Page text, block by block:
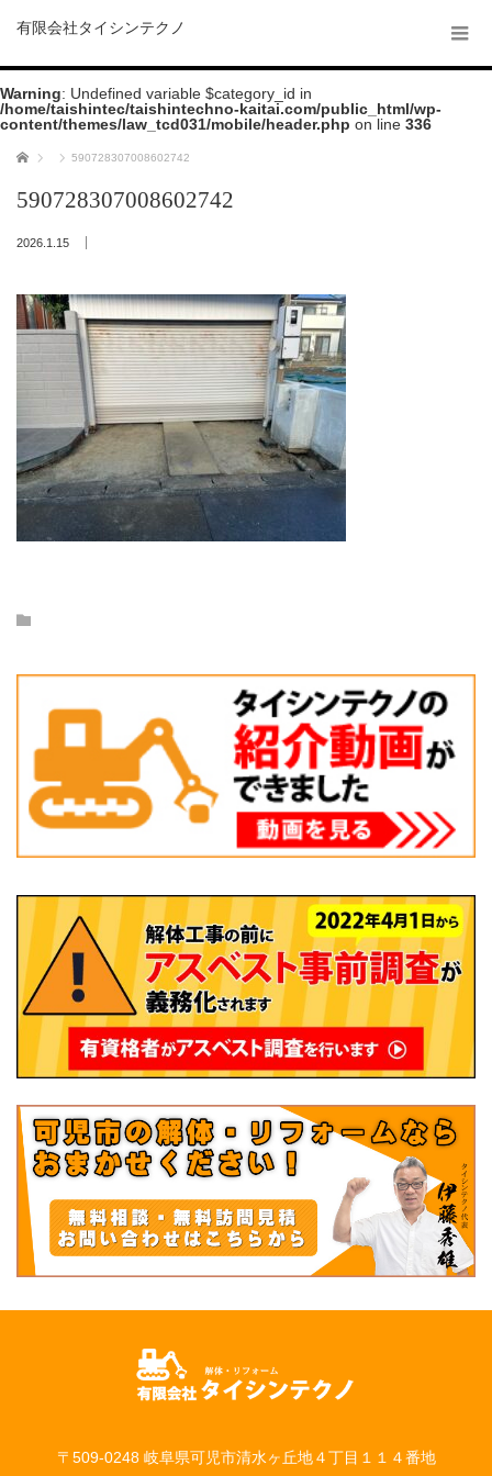
有限会社タイシンテクノ
Warning: Undefined variable $category_id in
/home/taishintec/taishintechno-kaitai.com/public_html/wp-
content/themes/law_tcd031/mobile/header.php on line 336
ホーム 590728307008602742
590728307008602742
2026.1.15
〒509-0248 岐阜県可児市清水ヶ丘地４丁目１１４番地